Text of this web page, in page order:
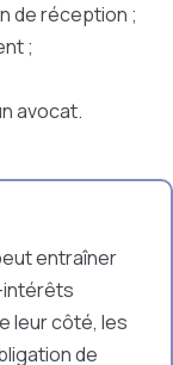
de réception ;
;
avocat.
entraîner
intérêts
leur côté, les
de